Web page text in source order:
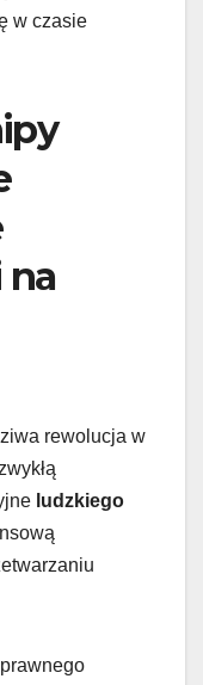
w czasie
na
rewolucja w
ludzkiego